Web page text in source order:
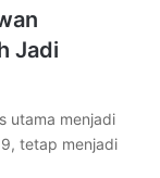
Jadi
utama menjadi
tetap menjadi